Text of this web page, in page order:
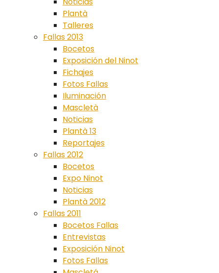
Plantà
Talleres
Fallas 2013
Bocetos
Exposición del Ninot
Fichajes
Fotos Fallas
Iluminación
Mascletà
Noticias
Plantà 13
Reportajes
Fallas 2012
Bocetos
Expo Ninot
Noticias
Plantà 2012
Fallas 2011
Bocetos Fallas
Entrevistas
Exposición Ninot
Fotos Fallas